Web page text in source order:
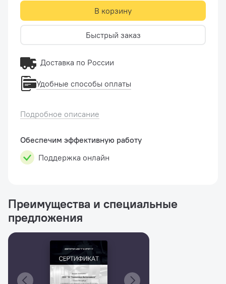
Подробное описание
Обеспечим эффективную работу
Поддержка онлайн
В корзину
Быстрый заказ
Доставка по России
Удобные способы оплаты
Преимущества и специальные
предложения